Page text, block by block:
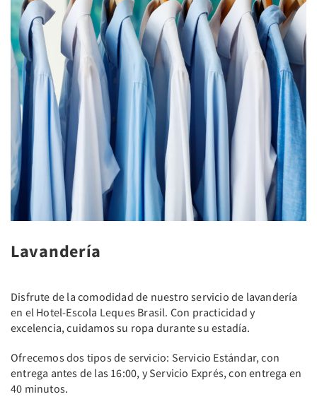
Lavandería
Disfrute de la comodidad de nuestro servicio de lavandería
en el Hotel-Escola Leques Brasil. Con practicidad y
excelencia, cuidamos su ropa durante su estadía.
Ofrecemos dos tipos de servicio: Servicio Estándar, con
entrega antes de las 16:00, y Servicio Exprés, con entrega en
40 minutos.